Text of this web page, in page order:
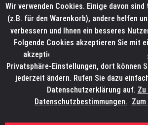
ÜBERSICHT ERSATZTEILE
Wir verwenden Cookies. Einige davon
(z.B. für den Warenkorb), andere helfen
verbessern und Ihnen ein besseres
Folgende Cookies akzeptieren Sie mit
akzeptieren. Weitere Informationen
Privatsphäre-Einstellungen, dort können
jederzeit ändern. Rufen Sie dazu
Datenschutzerklärung auf.
Datenschutzbestimmungen.